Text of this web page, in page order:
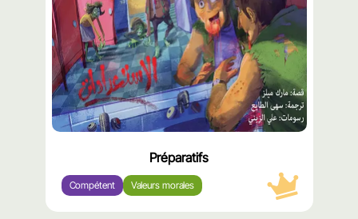
Préparatifs
Compétent Valeurs morales